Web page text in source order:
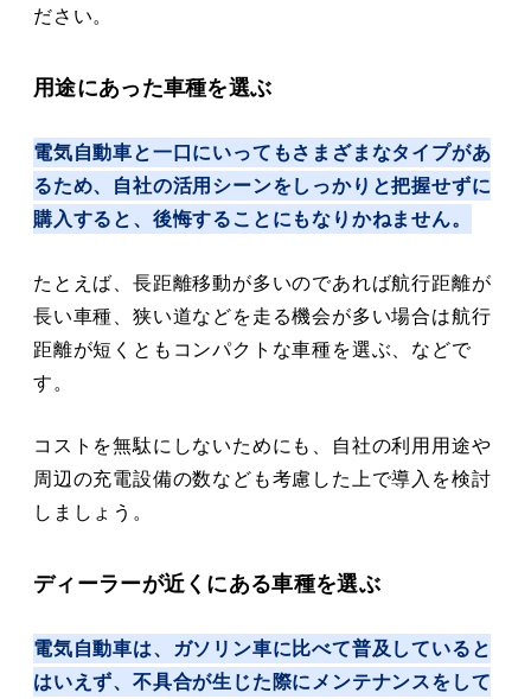
ださい。
用途にあった車種を選ぶ
電気自動車と一口にいってもさまざまなタイプがあ
るため、自社の活用シーンをしっかりと把握せずに
購入すると、後悔することにもなりかねません。
たとえば、長距離移動が多いのであれば航行距離が
長い車種、狭い道などを走る機会が多い場合は航行
距離が短くともコンパクトな車種を選ぶ、などで
す。
コストを無駄にしないためにも、自社の利用用途や
周辺の充電設備の数なども考慮した上で導入を検討
しましょう。
ディーラーが近くにある車種を選ぶ
電気自動車は、ガソリン車に比べて普及していると
はいえず、不具合が生じた際にメンテナンスをして